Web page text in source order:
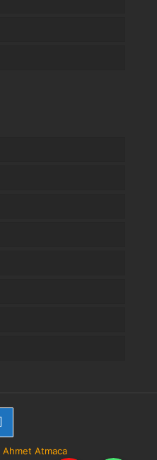
Ahmet Atmaca
Telefon WhatsApp